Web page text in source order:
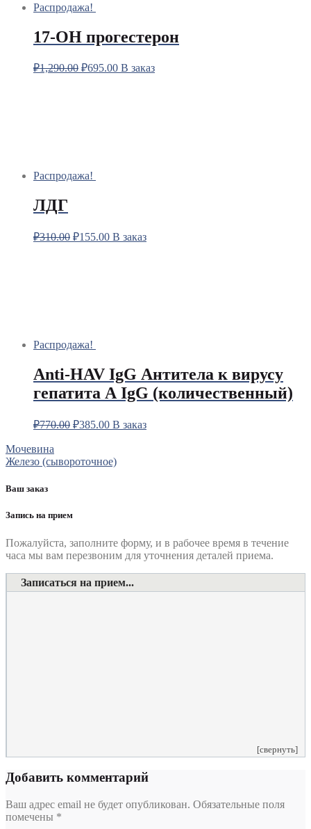
Распродажа!
17-OH прогестерон
₽1,290.00 ₽695.00 В заказ
Распродажа!
ЛДГ
₽310.00 ₽155.00 В заказ
Распродажа!
Anti-HAV IgG Антитела к вирусу
гепатита А IgG (количественный)
₽770.00 ₽385.00 В заказ
Навигация
по
записям
Мочевина
Железо (сывороточное)
Ваш заказ
Запись на прием
Пожалуйста, заполните форму, и в рабочее время в течение
часа мы вам перезвоним для уточнения деталей приема.
Записаться на прием...
[свернуть]
Добавить комментарий
Ваш адрес email не будет опубликован. Обязательные поля
помечены *